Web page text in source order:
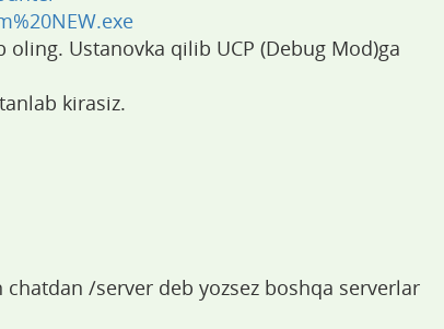
oling. Ustanovka qilib UCP (Debug Mod)ga
kirasiz.
/server deb yozsez boshqa serverlar